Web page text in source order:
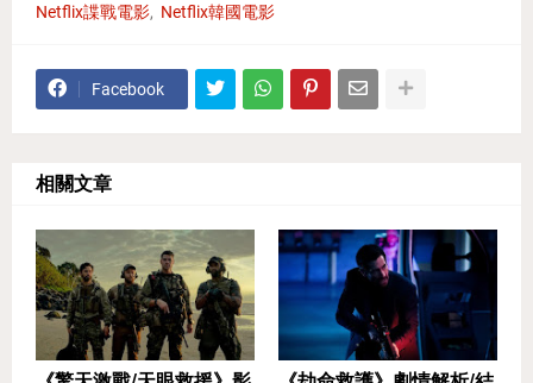
Netflix諜戰電影
Netflix韓國電影
Facebook
相關文章